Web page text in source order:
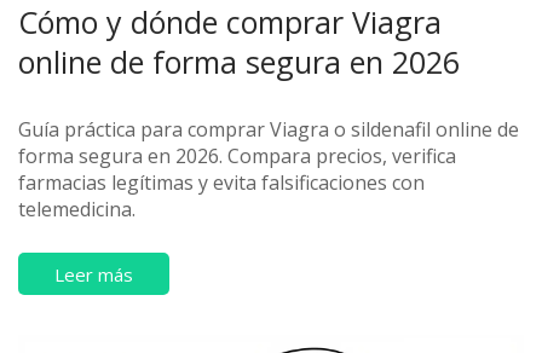
Cómo y dónde comprar Viagra
online de forma segura en 2026
Guía práctica para comprar Viagra o sildenafil online de
forma segura en 2026. Compara precios, verifica
farmacias legítimas y evita falsificaciones con
telemedicina.
Leer más